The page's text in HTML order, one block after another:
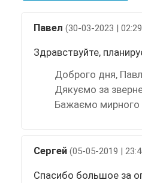
Павел (30-03-2023 |
Здравствуйте,
Доброго дня,
Дякуємо за
Бажаємо мирного
Сергей (05-05-2019 |
Спасибо большое за